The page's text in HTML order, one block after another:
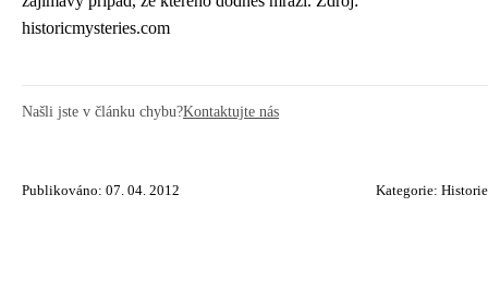
historicmysteries.com
Našli jste v článku chybu?Kontaktujte nás
Publikováno: 07. 04. 2012 Kategorie: Historie